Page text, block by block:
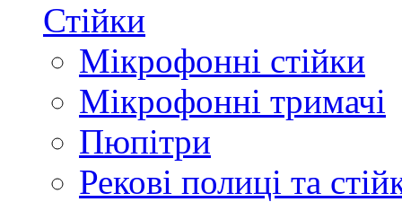
Стійки
Мікрофонні стійки
Мікрофонні тримачі
Пюпітри
Рекові полиці та